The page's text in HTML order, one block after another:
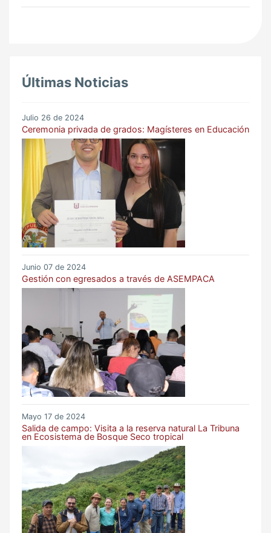
Últimas Noticias
Julio 26 de 2024
Ceremonia privada de grados: Magísteres en Educación
Junio 07 de 2024
Gestión con egresados a través de ASEMPACA
Mayo 17 de 2024
Salida de campo: Visita a la reserva natural La Tribuna
en Ecosistema de Bosque Seco tropical